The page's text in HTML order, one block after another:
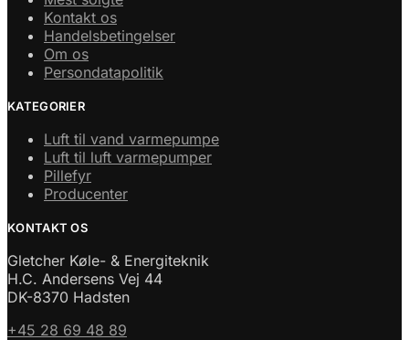
Kontakt os
Handelsbetingelser
Om os
Persondatapolitik
KATEGORIER
Luft til vand varmepumpe
Luft til luft varmepumper
Pillefyr
Producenter
KONTAKT OS
Gletcher Køle- & Energiteknik
H.C. Andersens Vej 44
DK-8370 Hadsten
+45 28 69 48 89